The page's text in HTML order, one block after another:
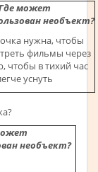
может
необъект?
нужна, чтобы
фильмы через
чтобы в тихий час
уснуть
необъект?